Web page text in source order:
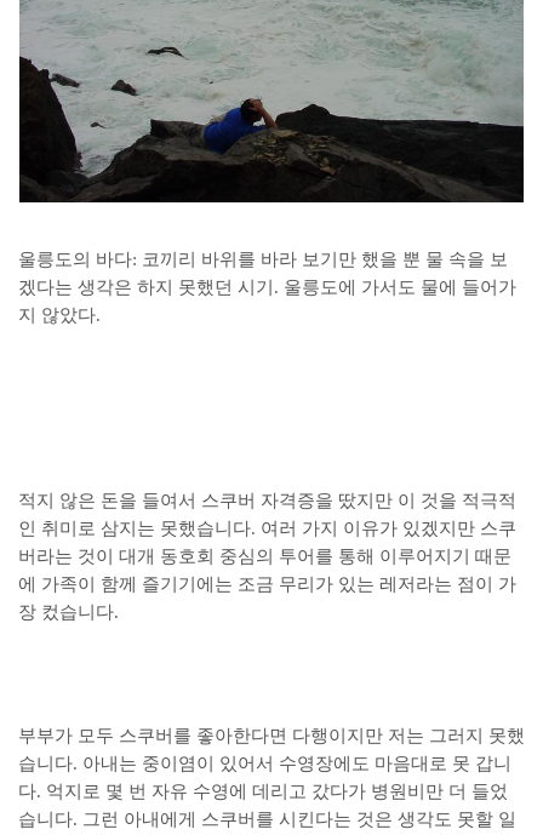
울릉도의 바다: 코끼리 바위를 바라 보기만 했을 뿐 물 속을 보
겠다는 생각은 하지 못했던 시기. 울릉도에 가서도 물에 들어가
지 않았다.
적지 않은 돈을 들여서 스쿠버 자격증을 땄지만 이 것을 적극적
인 취미로 삼지는 못했습니다. 여러 가지 이유가 있겠지만 스쿠
버라는 것이 대개 동호회 중심의 투어를 통해 이루어지기 때문
에 가족이 함께 즐기기에는 조금 무리가 있는 레저라는 점이 가
장 컸습니다.
부부가 모두 스쿠버를 좋아한다면 다행이지만 저는 그러지 못했
습니다. 아내는 중이염이 있어서 수영장에도 마음대로 못 갑니
다. 억지로 몇 번 자유 수영에 데리고 갔다가 병원비만 더 들었
습니다. 그런 아내에게 스쿠버를 시킨다는 것은 생각도 못할 일